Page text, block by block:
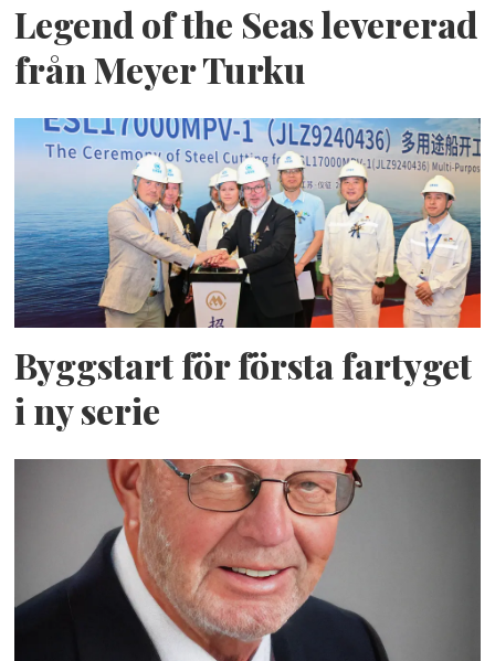
Legend of the Seas levererad
från Meyer Turku
Byggstart för första fartyget
i ny serie